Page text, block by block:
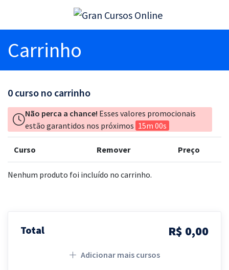
Carrinho
0 curso no carrinho
Não perca a chance! Esses valores promocionais
estão garantidos nos próximos 15m 00s
Curso Remover Preço
Nenhum produto foi incluído no carrinho.
Total R$ 0,00
Adicionar mais cursos